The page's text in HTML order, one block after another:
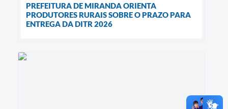
PREFEITURA DE MIRANDA ORIENTA
PRODUTORES RURAIS SOBRE O PRAZO PARA
ENTREGA DA DITR 2026